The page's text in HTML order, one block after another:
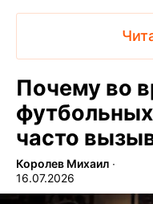
Почему во
часто
Королев Михаил ∙
16.07.2026